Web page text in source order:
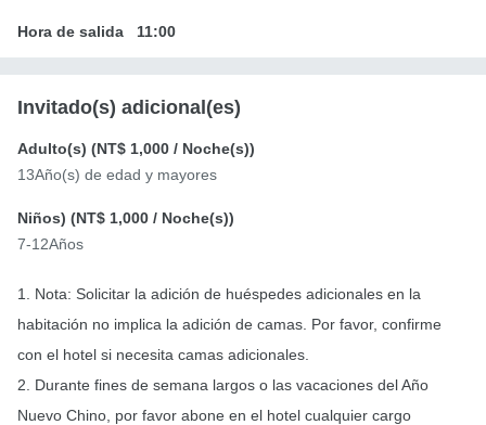
Hora de salida 11:00
Invitado(s) adicional(es)
Adulto(s) (NT$ 1,000 / Noche(s))
13Año(s) de edad y mayores
Niños) (NT$ 1,000 / Noche(s))
7-12Años
1. Nota: Solicitar la adición de huéspedes adicionales en la
habitación no implica la adición de camas. Por favor, confirme
con el hotel si necesita camas adicionales.
2. Durante fines de semana largos o las vacaciones del Año
Nuevo Chino, por favor abone en el hotel cualquier cargo